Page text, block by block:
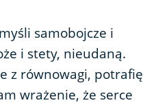
samobojcze i
i stety, nieudaną.
z równowagi, potrafię
wrażenie, że serce